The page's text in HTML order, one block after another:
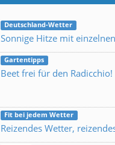
Deutschland-Wetter
Sonnige Hitze mit
Gartentipps
Beet frei für den Radicchio!
Fit bei jedem Wetter
Reizendes Wetter,